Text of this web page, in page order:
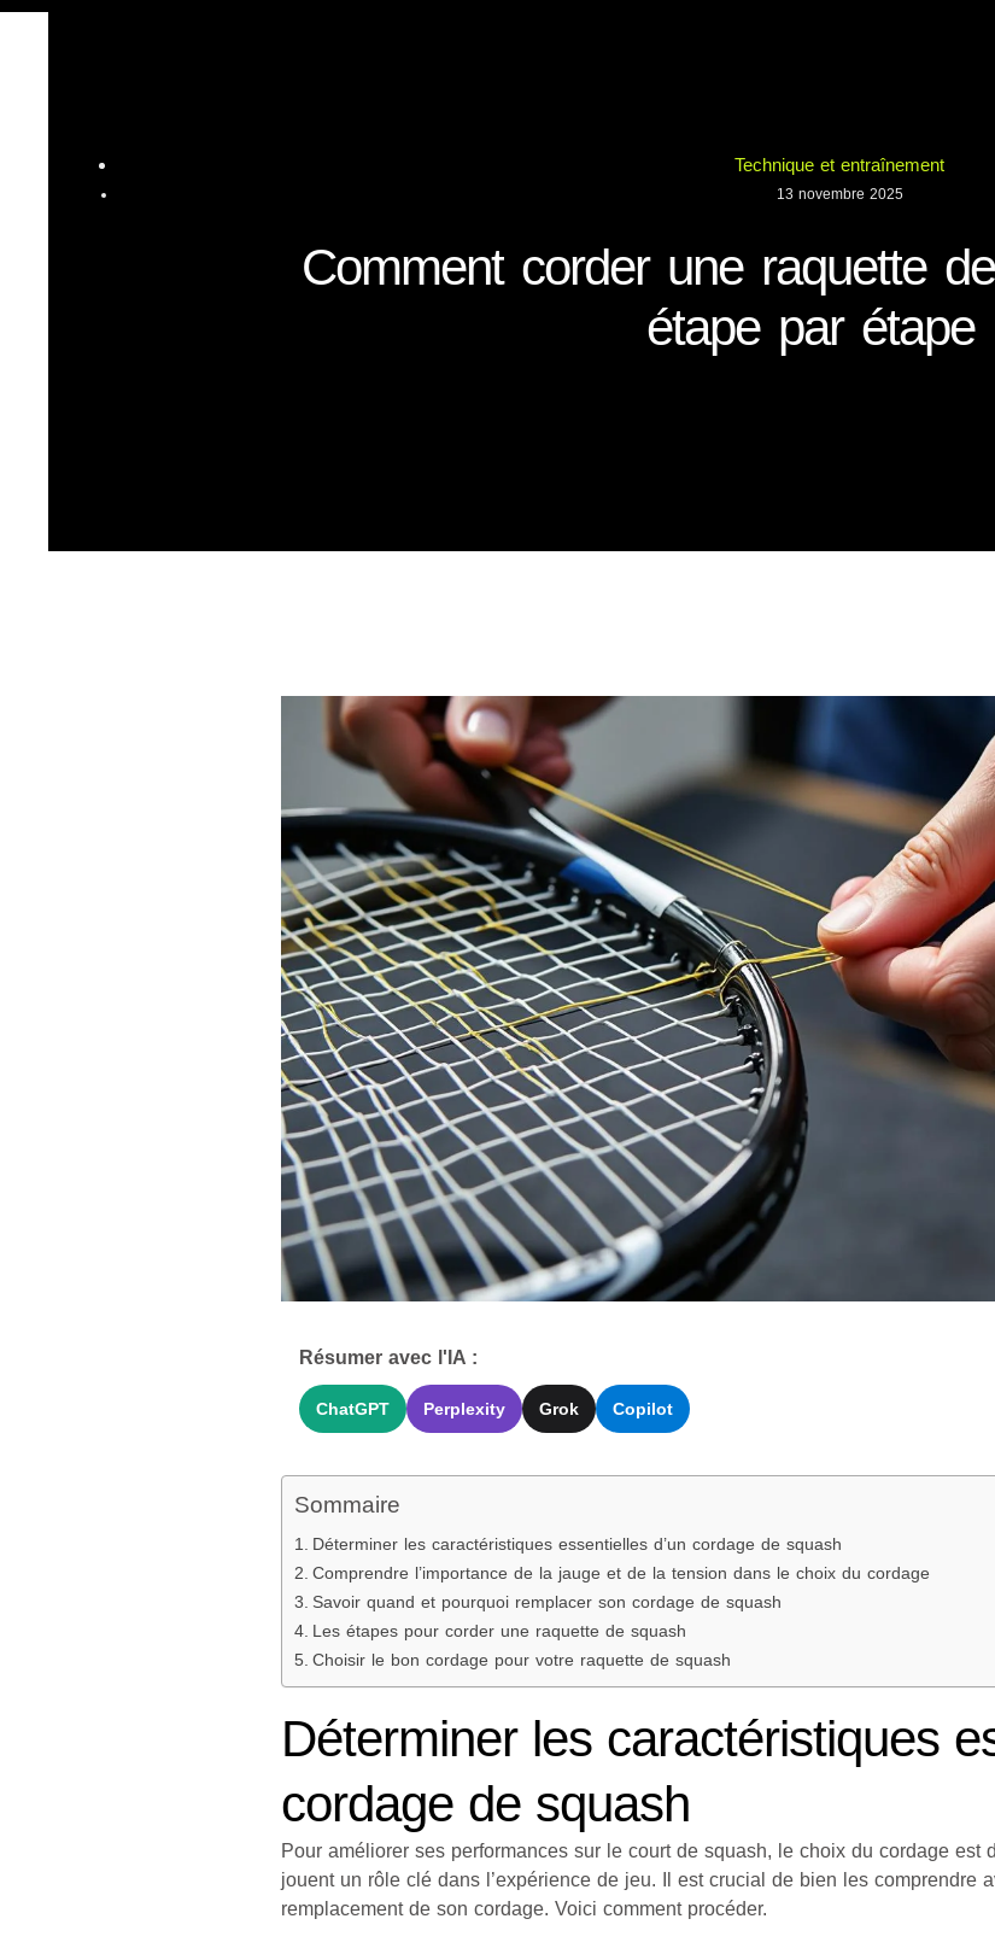
Technique et entraînement
13 novembre 2025
Comment corder une raquette
étape par étape
Résumer avec l'IA :
ChatGPT Perplexity Grok Copilot
Sommaire
Déterminer les caractéristiques essentielles d’un cordage de squash
Comprendre l’importance de la jauge et de la tension dans le choix du cordage
Savoir quand et pourquoi remplacer son cordage de squash
Les étapes pour corder une raquette de squash
Choisir le bon cordage pour votre raquette de squash
Déterminer les caractéristiques
cordage de squash
Pour améliorer ses performances sur le court de squash, le choix du cordage est
jouent un rôle clé dans l’expérience de jeu. Il est crucial de bien les comprendre
remplacement de son cordage. Voici comment procéder.